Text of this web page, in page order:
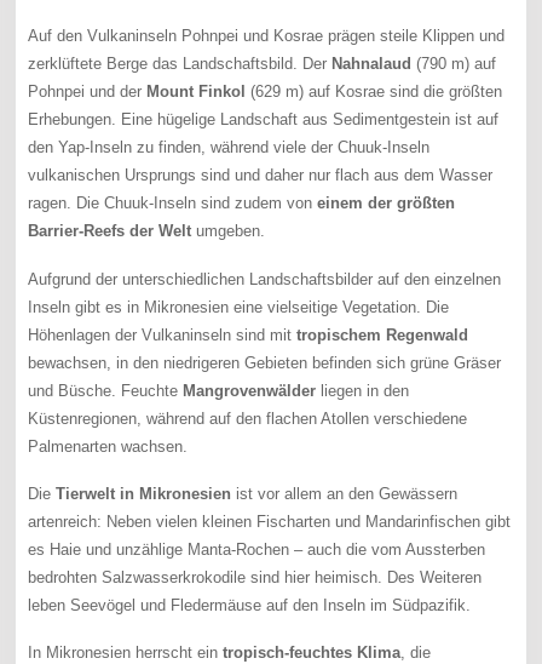
Auf den Vulkaninseln Pohnpei und Kosrae prägen steile Klippen und
zerklüftete Berge das Landschaftsbild. Der Nahnalaud (790 m) auf
Pohnpei und der Mount Finkol (629 m) auf Kosrae sind die größten
Erhebungen. Eine hügelige Landschaft aus Sedimentgestein ist auf
den Yap-Inseln zu finden, während viele der Chuuk-Inseln
vulkanischen Ursprungs sind und daher nur flach aus dem Wasser
ragen. Die Chuuk-Inseln sind zudem voneinem der größten
Barrier-Reefs der Welt umgeben.
Aufgrund der unterschiedlichen Landschaftsbilder auf den einzelnen
Inseln gibt es in Mikronesien eine vielseitige Vegetation. Die
Höhenlagen der Vulkaninseln sind mittropischem Regenwald
bewachsen, in den niedrigeren Gebieten befinden sich grüne Gräser
und Büsche. Feuchte Mangrovenwälder liegen in den
Küstenregionen, während auf den flachen Atollen verschiedene
Palmenarten wachsen.
DieTierwelt in Mikronesien ist vor allem an den Gewässern
artenreich: Neben vielen kleinen Fischarten und Mandarinfischen gibt
es Haie und unzählige Manta-Rochen – auch die vom Aussterben
bedrohten Salzwasserkrokodile sind hier heimisch. Des Weiteren
leben Seevögel und Fledermäuse auf den Inseln im Südpazifik.
In Mikronesien herrscht eintropisch-feuchtes Klima, die